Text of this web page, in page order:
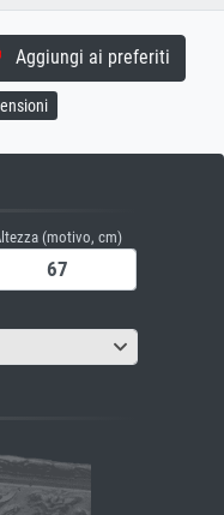
Aggiungi ai preferiti
(motivo, cm)